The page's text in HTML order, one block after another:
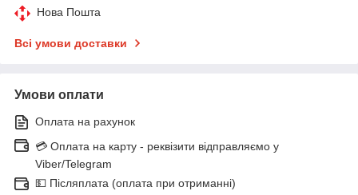
Нова Пошта
Всі умови доставки
Умови оплати
Оплата на рахунок
💳 Оплата на карту - реквізити відправляємо у
Viber/Telegram
💵 Післяплата (оплата при отриманні)